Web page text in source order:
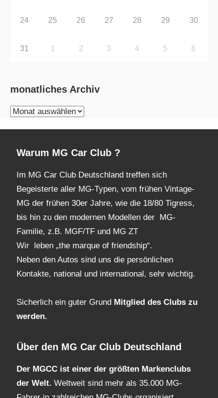
24 25 26 27 28 29 30
31 1 2 3 4 5 6
monatliches Archiv
monatliches
Warum MG Car Club ?
Im MG Car Club Deutschland treffen sich
Begeisterte aller MG-Typen, vom frühen Vintage-
MG der frühen 30er Jahre, wie die 18/80 Tigress,
bis hin zu den modernen Modellen der MG-
Familie, z.B. MGF/TF und MG ZT
Wir leben „the marque of friendship“.
Neben den Autos sind uns die persönlichen
Kontakte, national und international, sehr wichtig.
Sicherlich ein guter Grund Mitglied des Clubs zu
werden.
Über den MG Car Club Deutschland
Der MGCC ist einer der größten Markenclubs
der Welt. Weltweit sind mehr als 35.000 MG-